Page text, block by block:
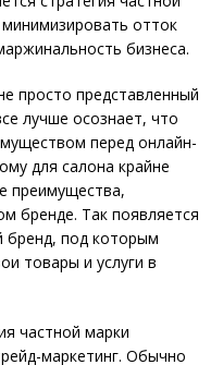
отток
бизнеса.
просто представленный
лучше осознает, что
перед онлайн-
для салона крайне
преимущества,
бренде. Так появляется
бренд, под которым
товары и услуги в
частной марки
маркетинг. Обычно